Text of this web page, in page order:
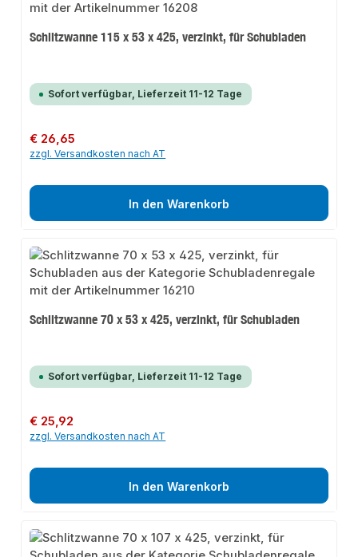
Schlitzwanne 115 x 53 x 425, verzinkt, für Schubladen
Sofort verfügbar, Lieferzeit 11-12 Tage
Regulärer Preis:
€ 26,65
zzgl. Versandkosten nach AT
In den Warenkorb
Schlitzwanne 70 x 53 x 425, verzinkt, für Schubladen
Sofort verfügbar, Lieferzeit 11-12 Tage
Regulärer Preis:
€ 25,92
zzgl. Versandkosten nach AT
In den Warenkorb